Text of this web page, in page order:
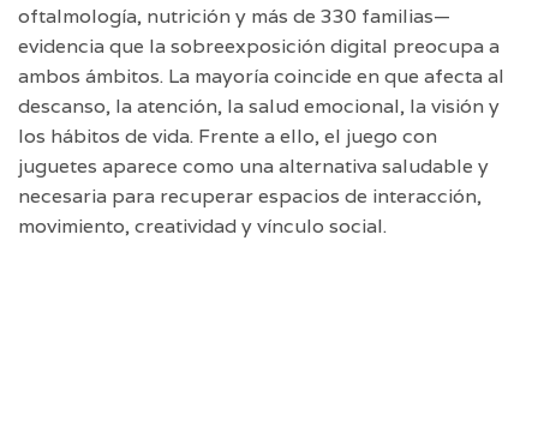
oftalmología, nutrición y más de 330 familias—
evidencia que la sobreexposición digital preocupa a
ambos ámbitos. La mayoría coincide en que afecta al
descanso, la atención, la salud emocional, la visión y
los hábitos de vida. Frente a ello, el juego con
juguetes aparece como una alternativa saludable y
necesaria para recuperar espacios de interacción,
movimiento, creatividad y vínculo social.